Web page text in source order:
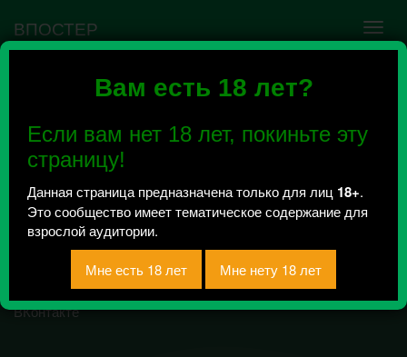
Вам есть 18 лет?
Если вам нет 18 лет, покиньте эту
страницу!
Данная страница предназначена только для лиц 18+.
Это сообщество имеет тематическое содержание для
взрослой аудитории.
ВПОСТЕР
Ошибка VK API #5
сообщества нужно авторизоваться на сервисе
повторно.
тайная секта
укеноианства.
Всего 29, за сегодня 0 сообщений
отправлено / Рейтинг 0